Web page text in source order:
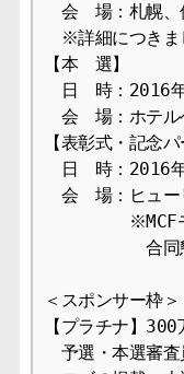
会　場：札幌、
※詳細につきま
【本　選】
日　時：2016
会　場：ホテル
【表彰式・記念パ
日　時：2016年
会　場：ヒュー
※MCFモバイ
合同懇親
＜スポンサー枠＞
【プラチナ】300
予選・本選審査